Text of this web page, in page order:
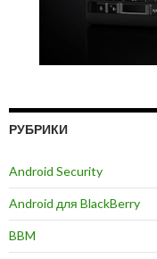
РУБРИКИ
Android Security
Android для BlackBerry
BBM